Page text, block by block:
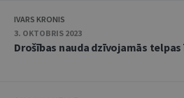
IVARS KRONIS
3. OKTOBRIS 2023
Drošības nauda dzīvojamās telpas